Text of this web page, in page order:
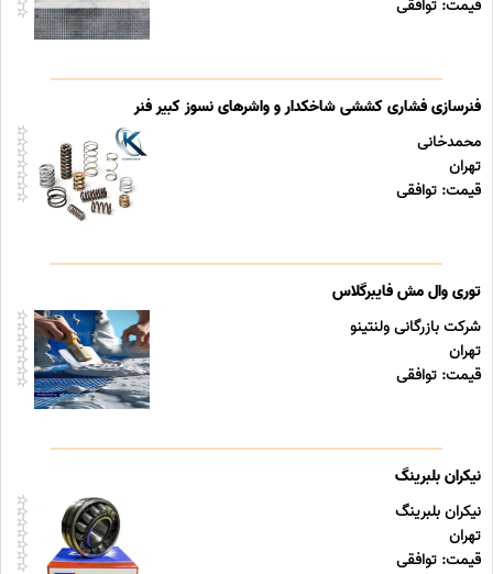
قیمت: توافقی
فنرسازی فشاری کششی شاخکدار و واشرهای نسوز کبیر فنر
محمدخانی
تهران
قیمت: توافقی
توری وال مش فایبرگلاس
شرکت بازرگانی ولنتینو
تهران
قیمت: توافقی
نیکران بلبرینگ
نیکران بلبرینگ
تهران
قیمت: توافقی